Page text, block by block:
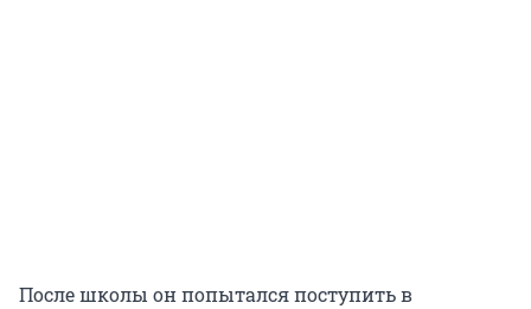
После школы он попытался поступить в